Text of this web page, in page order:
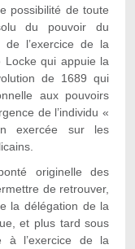
possibilité de toute
du pouvoir du
l’exercice de la
qui appuie la
de 1689 qui
aux pouvoirs
de l’individu «
exercée sur les
originelle des
de retrouver,
la délégation de la
et plus tard sous
à l’exercice de la